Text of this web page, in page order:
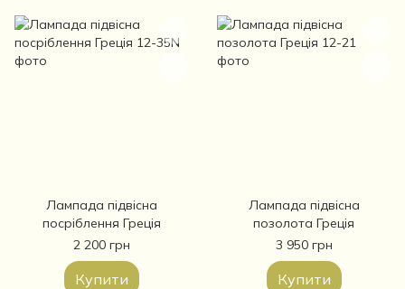
Лампада підвісна
посріблення Греція
2 200 грн
Купити
Лампада підвісна
позолота Греція
3 950 грн
Купити